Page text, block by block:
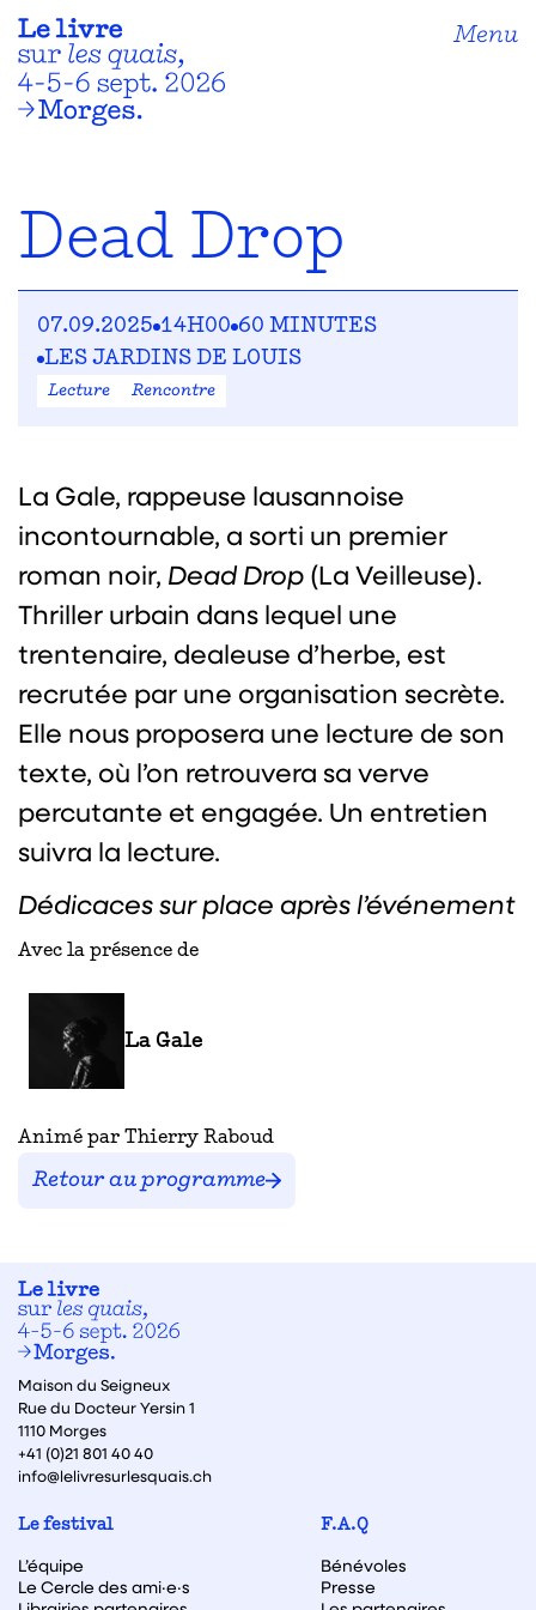
Menu
Dead Drop
07.09.2025 14H00 60 MINUTES
LES JARDINS DE LOUIS
Lecture Rencontre
La Gale, rappeuse lausannoise
incontournable, a sorti un premier
roman noir, Dead Drop (La Veilleuse).
Thriller urbain dans lequel une
trentenaire, dealeuse d’herbe, est
recrutée par une organisation secrète.
Elle nous proposera une lecture de son
texte, où l’on retrouvera sa verve
percutante et engagée. Un entretien
suivra la lecture.
Dédicaces sur place après l’événement
Avec la présence de
La Gale
Animé par Thierry Raboud
Retour au programme
Maison du Seigneux
Rue du Docteur Yersin 1
1110 Morges
+41 (0)21 801 40 40
info@lelivresurlesquais.ch
Le festival
L’équipe
Le Cercle des ami·e·s
F.A.Q
Bénévoles
Presse